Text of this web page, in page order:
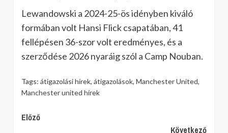
Lewandowski a 2024-25-ös idényben kiváló
formában volt Hansi Flick csapatában, 41
fellépésen 36-szor volt eredményes, és a
szerződése 2026 nyaráig szól a Camp Nouban.
Tags: átigazolási hírek, átigazolások, Manchester United,
Manchester united hírek
Continue
Előző
Következő